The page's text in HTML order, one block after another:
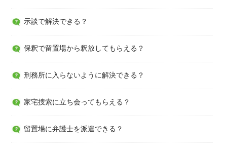
示談で解決できる？
保釈で留置場から釈放してもらえる？
刑務所に入らないように解決できる？
家宅捜索に立ち会ってもらえる？
留置場に弁護士を派遣できる？